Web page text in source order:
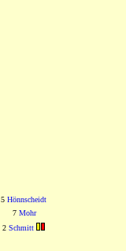
5 Hönnscheidt
7 Mohr
2 Schmitt